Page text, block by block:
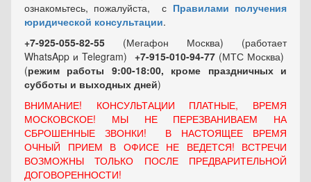
ознакомьтесь, пожалуйста, с Правилами получения
юридической консультации.
+7-925-055-82-55 (Мегафон Москва) (работает
WhatsApp и Telegram) +7-915-010-94-77 (МТС Москва)
(режим работы 9:00-18:00, кроме праздничных и
субботы и выходных дней)
ВНИМАНИЕ! КОНСУЛЬТАЦИИ ПЛАТНЫЕ, ВРЕМЯ
МОСКОВСКОЕ! МЫ НЕ ПЕРЕЗВАНИВАЕМ НА
СБРОШЕННЫЕ ЗВОНКИ! В НАСТОЯЩЕЕ ВРЕМЯ
ОЧНЫЙ ПРИЕМ В ОФИСЕ НЕ ВЕДЕТСЯ! ВСТРЕЧИ
ВОЗМОЖНЫ ТОЛЬКО ПОСЛЕ ПРЕДВАРИТЕЛЬНОЙ
ДОГОВОРЕННОСТИ!